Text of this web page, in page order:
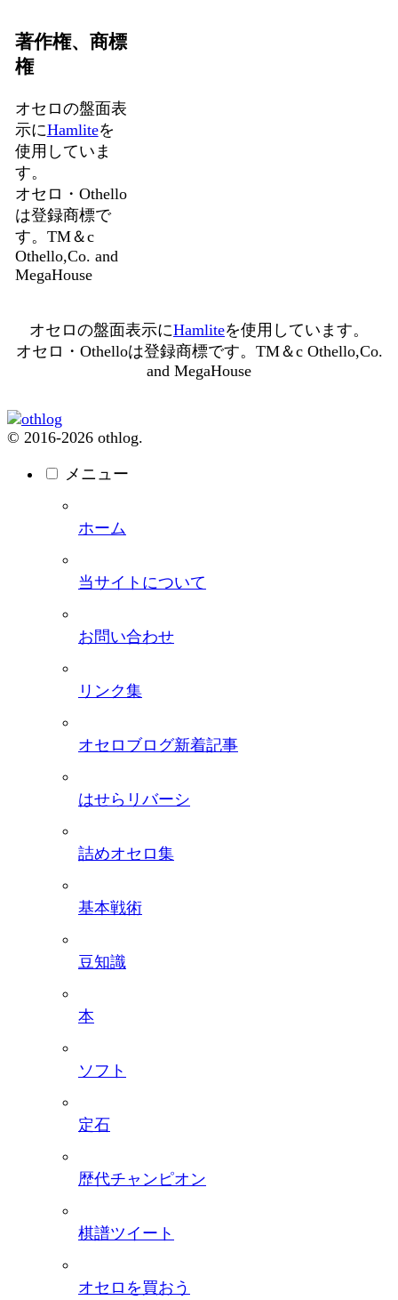
著作権、商標
権
オセロの盤面表
示にHamliteを
使用していま
す。
オセロ・Othello
は登録商標で
す。TM＆c
Othello,Co. and
MegaHouse
オセロの盤面表示にHamliteを使用しています。
オセロ・Othelloは登録商標です。TM＆c Othello,Co.
and MegaHouse
© 2016-2026 othlog.
メニュー
ホーム
当サイトについて
お問い合わせ
リンク集
オセロブログ新着記事
はせらリバーシ
詰めオセロ集
基本戦術
豆知識
本
ソフト
定石
歴代チャンピオン
棋譜ツイート
オセロを買おう